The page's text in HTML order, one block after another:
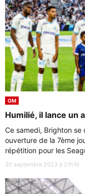
OM
Humilié, il lance un
Ce samedi, Brighton se
ouverture de la 7ème
répétition pour les
30 septembre 2023 à 21h10